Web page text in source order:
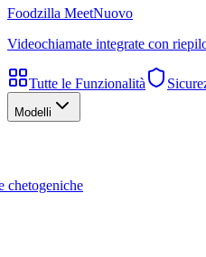
Foodzilla MeetNuovo
Videochiamate integrate con
Tutte le Funzionalità
Modelli
chetogeniche